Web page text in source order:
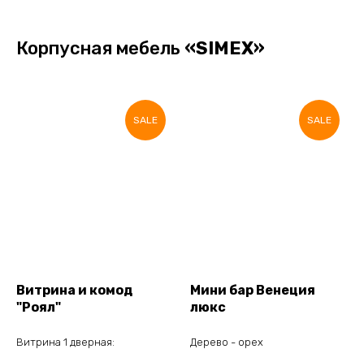
Корпусная мебель «SIMEX»
SALE
Витрина и комод
"Роял"
Витрина 1 дверная:
SALE
Мини бар Венеция
люкс
Дерево - орех